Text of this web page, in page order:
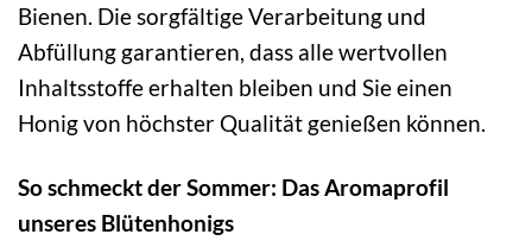
Bienen. Die sorgfältige Verarbeitung und
Abfüllung garantieren, dass alle wertvollen
Inhaltsstoffe erhalten bleiben und Sie einen
Honig von höchster Qualität genießen können.
So schmeckt der Sommer: Das Aromaprofil
unseres Blütenhonigs